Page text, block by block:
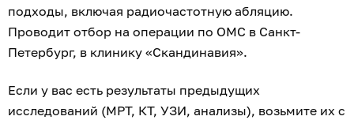
подходы, включая радиочастотную абляцию.
Проводит отбор на операции по ОМС в Санкт-
Петербург, в клинику «Скандинавия».
Если у вас есть результаты предыдущих
исследований (МРТ, КТ, УЗИ, анализы), возьмите их с